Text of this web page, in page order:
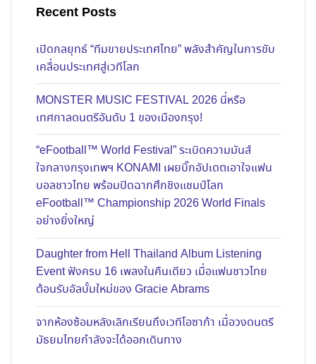
Recent Posts
เปิดกลยุทธ์ “ทีมขายประเทศไทย” พลังสำคัญในการขับ
เคลื่อนประเทศสู่เวทีโลก
MONSTER MUSIC FESTIVAL 2026 นี่หรือ
เทศกาลดนตรีอันดับ 1 ของเมืองกรุง!
“eFootball™ World Festival” ระเบิดความมันส์
ใจกลางกรุงเทพฯ KONAMI เผยบิ๊กอัปเดตเอาใจแฟน
บอลชาวไทย พร้อมปิดฉากศึกชิงแชมป์โลก
eFootball™ Championship 2026 World Finals
อย่างยิ่งใหญ่
Daughter from Hell Thailand Album Listening
Event ฟังครบ 16 เพลงในคืนเดียว เมื่อแฟนชาวไทย
ต้อนรับอัลบั้มใหม่ของ Gracie Abrams
จากห้องซ้อมหลังเลิกเรียนถึงเวทีโอซาก้า เมื่อวงดนตรี
มัธยมไทยกำลังจะได้ออกเดินทาง